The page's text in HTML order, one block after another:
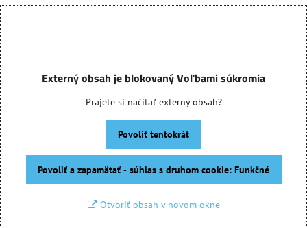
Externý obsah je blokovaný Voľbami súkromia
Prajete si načítať externý obsah?
Povoliť tentokrát
Povoliť a zapamätať - súhlas s druhom cookie: Funkčné
Otvoriť obsah v novom okne